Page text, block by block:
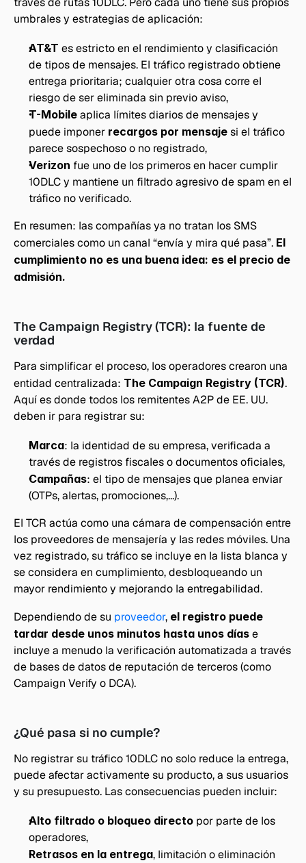
umbrales y estrategias de aplicación:
AT&T es estricto en el rendimiento y clasificación
de tipos de mensajes. El tráfico registrado obtiene
entrega prioritaria; cualquier otra cosa corre el
riesgo de ser eliminada sin previo aviso,
T-Mobile aplica límites diarios de mensajes y
puede imponer recargos por mensaje si el tráfico
parece sospechoso o no registrado,
Verizon fue uno de los primeros en hacer cumplir
10DLC y mantiene un filtrado agresivo de spam en el
tráfico no verificado.
En resumen: las compañías ya no tratan los SMS
comerciales como un canal “envía y mira qué pasa”. El
cumplimiento no es una buena idea: es el precio de
admisión.
The Campaign Registry (TCR): la fuente de
verdad
Para simplificar el proceso, los operadores crearon una
entidad centralizada: The Campaign Registry (TCR).
Aquí es donde todos los remitentes A2P de EE. UU.
deben ir para registrar su:
Marca: la identidad de su empresa, verificada a
través de registros fiscales o documentos oficiales,
Campañas: el tipo de mensajes que planea enviar
(OTPs, alertas, promociones,...).
El TCR actúa como una cámara de compensación entre
los proveedores de mensajería y las redes móviles. Una
vez registrado, su tráfico se incluye en la lista blanca y
se considera en cumplimiento, desbloqueando un
mayor rendimiento y mejorando la entregabilidad.
Dependiendo de su proveedor, el registro puede
tardar desde unos minutos hasta unos días e
incluye a menudo la verificación automatizada a través
de bases de datos de reputación de terceros (como
Campaign Verify o DCA).
¿Qué pasa si no cumple?
No registrar su tráfico 10DLC no solo reduce la entrega,
puede afectar activamente su producto, a sus usuarios
y su presupuesto. Las consecuencias pueden incluir:
Alto filtrado o bloqueo directo por parte de los
operadores,
Retrasos en la entrega, limitación o eliminación